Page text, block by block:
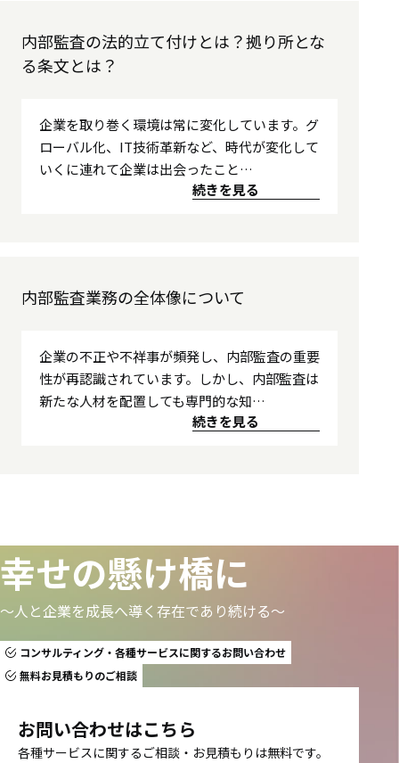
内部監査の法的立て付けとは？拠り所とな
る条文とは？
企業を取り巻く環境は常に変化しています。グ
ローバル化、IT技術革新など、時代が変化して
いくに連れて企業は出会ったこと…
続きを見る
内部監査業務の全体像について
企業の不正や不祥事が頻発し、内部監査の重要
性が再認識されています。しかし、内部監査は
新たな人材を配置しても専門的な知…
続きを見る
幸せの懸け橋に
〜人と企業を成長へ導く存在であり続ける〜
コンサルティング・各種サービスに関するお問い合わせ
無料お見積もりのご相談
お問い合わせはこちら
各種サービスに関するご相談・お見積もりは無料です。